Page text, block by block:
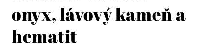
onyx, lávový kameň a
hematit